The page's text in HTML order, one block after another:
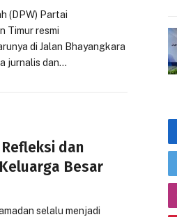
(DPW) Partai
Timur resmi
di Jalan Bhayangkara
jurnalis dan…
dan
Besar
selalu menjadi